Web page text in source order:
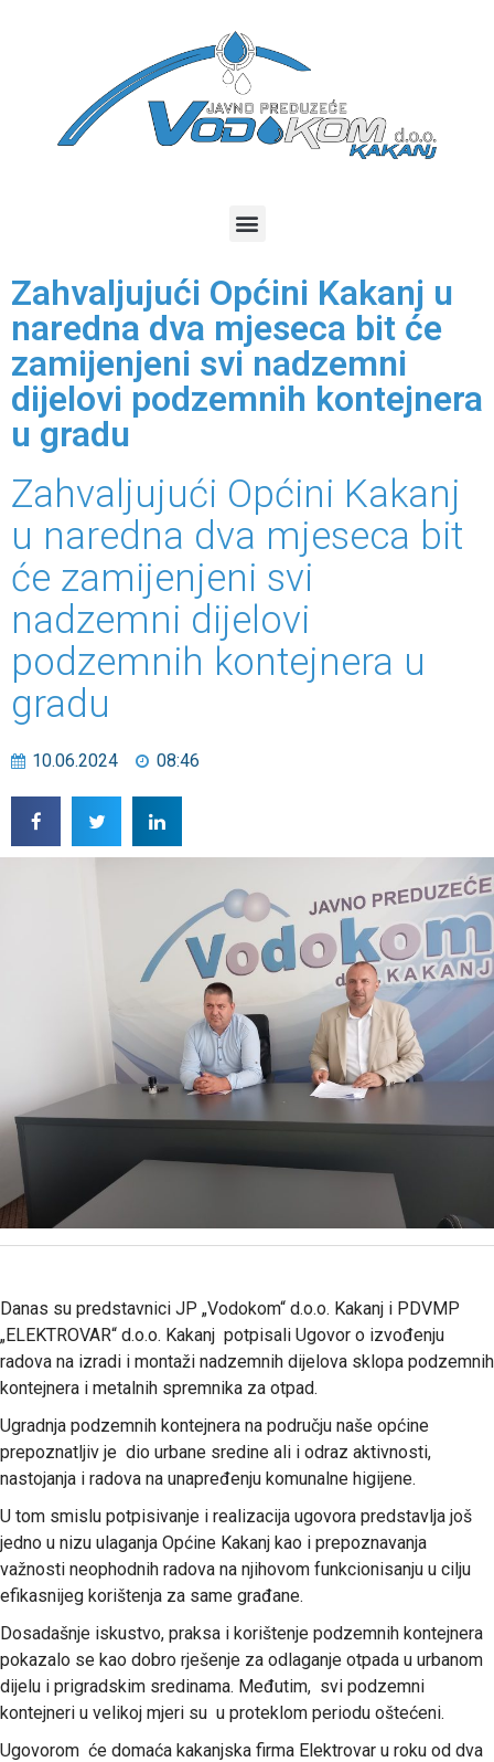
Zahvaljujući Općini Kakanj u
naredna dva mjeseca bit će
zamijenjeni svi nadzemni
dijelovi podzemnih kontejnera
u gradu
Zahvaljujući Općini Kakanj
u naredna dva mjeseca bit
će zamijenjeni svi
nadzemni dijelovi
podzemnih kontejnera u
gradu
10.06.2024 08:46
Danas su predstavnici JP „Vodokom“ d.o.o. Kakanj i PDVMP
„ELEKTROVAR“ d.o.o. Kakanj potpisali Ugovor o izvođenju
radova na izradi i montaži nadzemnih dijelova sklopa podzemnih
kontejnera i metalnih spremnika za otpad.
Ugradnja podzemnih kontejnera na području naše općine
prepoznatljiv je dio urbane sredine ali i odraz aktivnosti,
nastojanja i radova na unapređenju komunalne higijene.
U tom smislu potpisivanje i realizacija ugovora predstavlja još
jedno u nizu ulaganja Općine Kakanj kao i prepoznavanja
važnosti neophodnih radova na njihovom funkcionisanju u cilju
efikasnijeg korištenja za same građane.
Dosadašnje iskustvo, praksa i korištenje podzemnih kontejnera
pokazalo se kao dobro rješenje za odlaganje otpada u urbanom
dijelu i prigradskim sredinama. Međutim, svi podzemni
kontejneri u velikoj mjeri su u proteklom periodu oštećeni.
Ugovorom će domaća kakanjska firma Elektrovar u roku od dva